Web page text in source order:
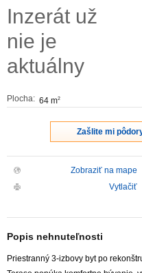
ZVÝRAZNENIE REALITNÝCH INZERÁTOV
Inzerát už
nie je
aktuálny
Plocha: 64 m2
Zašlite mi
Zobraziť na mape
Vytlačiť
Popis nehnuteľnosti
Priestranný 3-izbovy byt po